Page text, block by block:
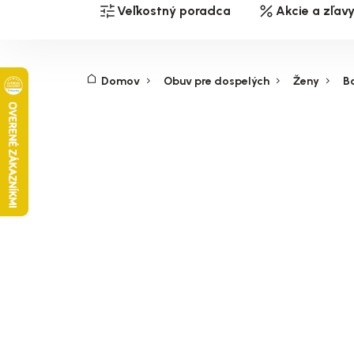
Veľkostný poradca Akcie a zľavy
Domov Obuv pre dospelých Ženy